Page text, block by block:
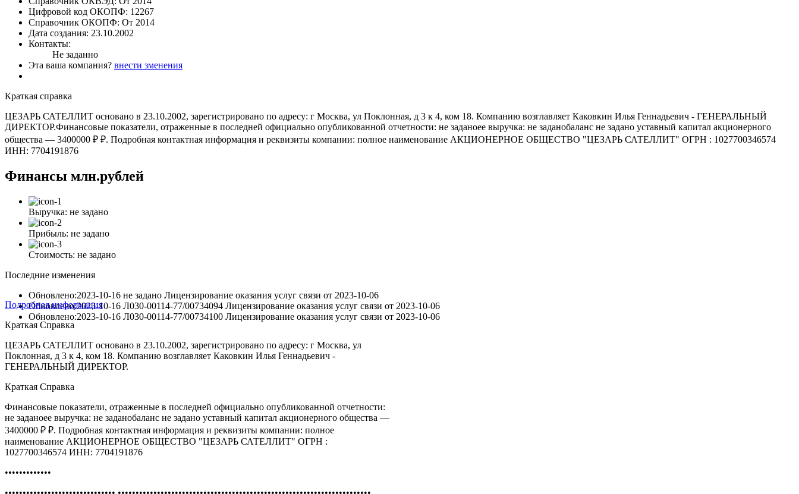
Цифровой код ОКОПФ: 12267
Справочник ОКОПФ: От 2014
Дата создания: 23.10.2002
Контакты:
Не заданно
Эта ваша компания? внести зменения
Краткая справка
ЦЕЗАРЬ САТЕЛЛИТ основано в 23.10.2002, зарегистрировано по адресу: г Москва, ул Поклонная, д 3 к 4, ком 18. Компанию возглавляет Каковкин Илья Геннадьевич - ГЕНЕРАЛЬНЫЙ
ДИРЕКТОР.Финансовые показатели, отраженные в последней официально опубликованной отчетности: не заданоее выручка: не заданобаланс не задано уставный капитал акционерного
общества — 3400000 ₽ ₽. Подробная контактная информация и реквизиты компании: полное наименование АКЦИОНЕРНОЕ ОБЩЕСТВО "ЦЕЗАРЬ САТЕЛЛИТ" ОГРН : 1027700346574
ИНН: 7704191876
Финансы млн.рублей
Выручка: не задано
Прибыль: не задано
Стоимость: не задано
Последние изменения
Обновлено:2023-10-16 не задано Лицензирование оказания услуг связи от 2023-10-06
Обновлено:2023-10-16 Л030-00114-77/00734094 Лицензирование оказания услуг связи от 2023-10-06
Обновлено:2023-10-16 Л030-00114-77/00734100 Лицензирование оказания услуг связи от 2023-10-06
Подробная информация
Краткая Справка
ЦЕЗАРЬ САТЕЛЛИТ основано в 23.10.2002, зарегистрировано по адресу: г Москва, ул
Поклонная, д 3 к 4, ком 18. Компанию возглавляет Каковкин Илья Геннадьевич -
ГЕНЕРАЛЬНЫЙ ДИРЕКТОР.
Краткая Справка
Финансовые показатели, отраженные в последней официально опубликованной отчетности:
не заданоее выручка: не заданобаланс не задано уставный капитал акционерного общества —
3400000 ₽ ₽. Подробная контактная информация и реквизиты компании: полное
наименование АКЦИОНЕРНОЕ ОБЩЕСТВО "ЦЕЗАРЬ САТЕЛЛИТ" ОГРН :
1027700346574 ИНН: 7704191876
•••••••••••••